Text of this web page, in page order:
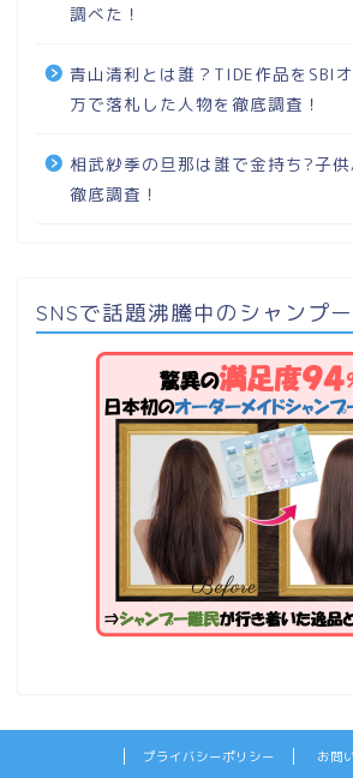
調べた！
青山清利とは誰？TIDE作品をSBI
万で落札した人物を徹底調査！
相武紗季の旦那は誰で金持ち?子
徹底調査！
SNSで話題沸騰中のシャンプー
プライバシーポリシー
お問